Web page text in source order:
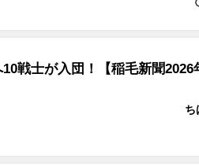
戦士が入団！【稲毛新聞2026
ち